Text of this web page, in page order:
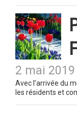
2 mai 2019
Avec l’arrivée du
les résidents et